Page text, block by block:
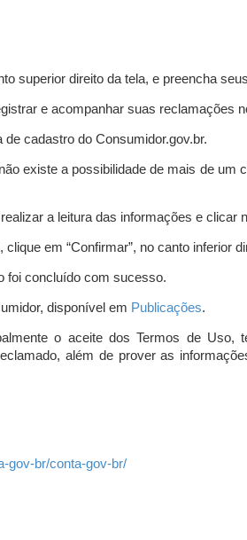
superior direito da tela, e preencha
e acompanhar suas reclamações
cadastro do Consumidor.gov.br.
existe a possibilidade de mais de um
a leitura das informações e clicar
em “Confirmar”, no canto inferior
foi concluído com sucesso.
disponível em Publicações.
o aceite dos Termos de Uso,
além de prover as
gov-br/conta-gov-br/